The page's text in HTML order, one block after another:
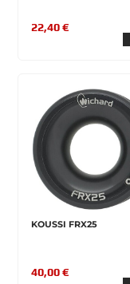
22,40 €
KOUSSI FRX25
40,00 €